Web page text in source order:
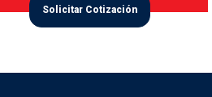
Solicitar Cotización